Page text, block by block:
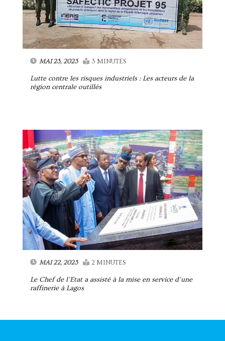
MAI 23, 2023 3 MINUTES
Lutte contre les risques industriels : Les acteurs de la
région centrale outillés
MAI 22, 2023 2 MINUTES
Le Chef de l’Etat a assisté à la mise en service d’une
raffinerie à Lagos